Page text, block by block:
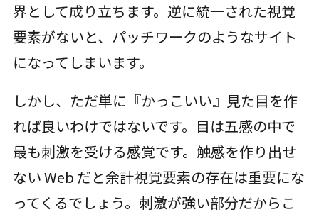
界として成り立ちます。逆に統一された視覚
要素がないと、パッチワークのようなサイト
になってしまいます。
しかし、ただ単に『かっこいい』見た目を作
れば良いわけではないです。目は五感の中で
最も刺激を受ける感覚です。触感を作り出せ
ない Web だと余計視覚要素の存在は重要にな
ってくるでしょう。刺激が強い部分だからこ